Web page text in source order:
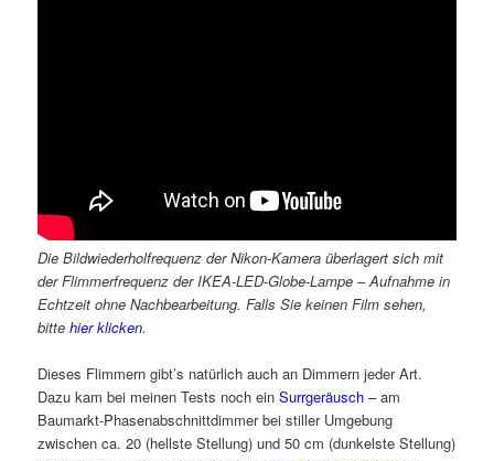
Die Bildwiederholfrequenz der Nikon-Kamera überlagert sich mit
der Flimmerfrequenz der IKEA-LED-Globe-Lampe – Aufnahme in
Echtzeit ohne Nachbearbeitung. Falls Sie keinen Film sehen,
bittehier klicken.
Dieses Flimmern gibt’s natürlich auch an Dimmern jeder Art.
Dazu kam bei meinen Tests noch einSurrgeräusch – am
Baumarkt-Phasenabschnittdimmer bei stiller Umgebung
zwischen ca. 20 (hellste Stellung) und 50 cm (dunkelste Stellung)